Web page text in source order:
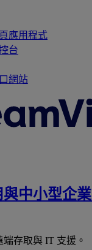
應用程式
台
網站
中小型企業
存取與 IT 支援。